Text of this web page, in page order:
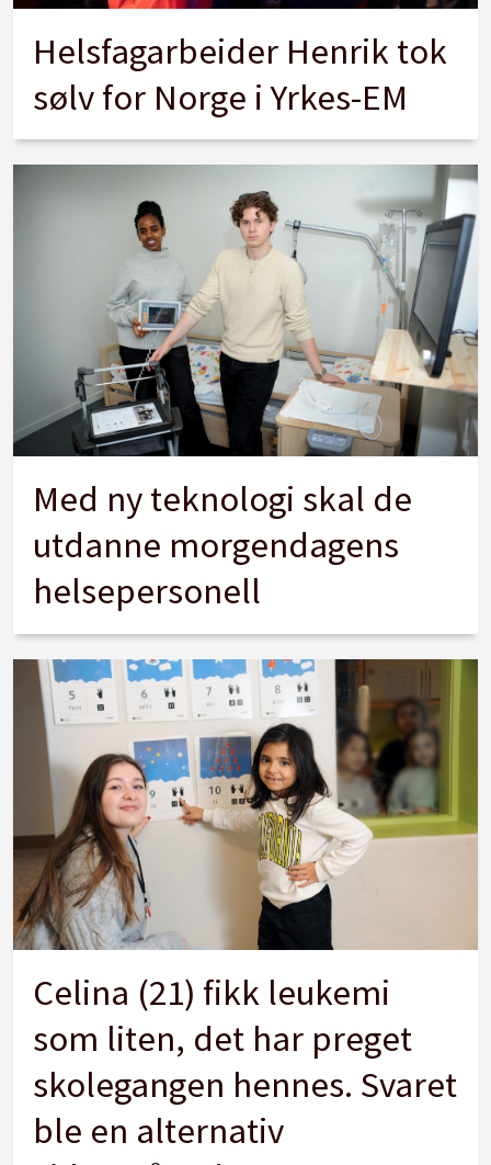
Helsfagarbeider Henrik tok
sølv for Norge i Yrkes-EM
Med ny teknologi skal de
utdanne morgendagens
helsepersonell
Celina (21) fikk leukemi
som liten, det har preget
skolegangen hennes. Svaret
ble en alternativ